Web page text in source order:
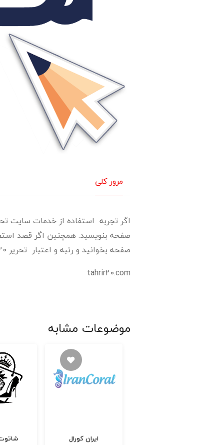
مرور کلی
صفحه بنویسید. همچنین اگر قصد
صفحه بخوانید و رتبه و اعتبار تحریر 20 را ببینید.
tahrir20.com
موضوعات مشابه
ایران کورال